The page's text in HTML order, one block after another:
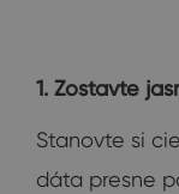
1. Zostavte
Stanovte si
dáta presne